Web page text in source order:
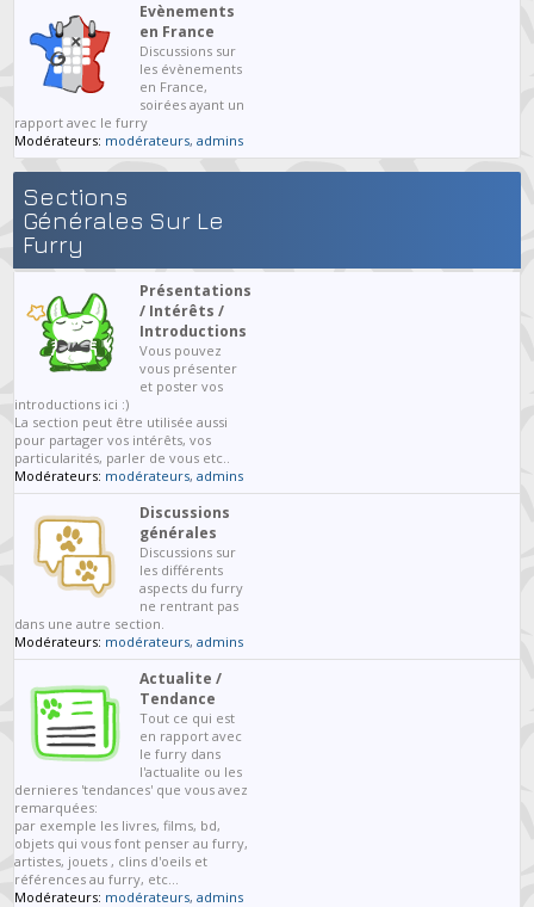
Evènements
en France
Discussions sur
les évènements
en France,
soirées ayant un
rapport avec le furry
Modérateurs: modérateurs,admins
Sections
Générales Sur Le
Furry
Présentations
/ Intérêts /
Introductions
Vous pouvez
vous présenter
et poster vos
introductions ici :)
La section peut être utilisée aussi
pour partager vos intérêts, vos
particularités, parler de vous etc..
Modérateurs: modérateurs,admins
Discussions
générales
Discussions sur
les différents
aspects du furry
ne rentrant pas
dans une autre section.
Modérateurs: modérateurs,admins
Actualite /
Tendance
Tout ce qui est
en rapport avec
le furry dans
l'actualite ou les
dernieres 'tendances' que vous avez
remarquées:
par exemple les livres, films, bd,
objets qui vous font penser au furry,
artistes, jouets , clins d'oeils et
références au furry, etc...
Modérateurs: modérateurs,admins